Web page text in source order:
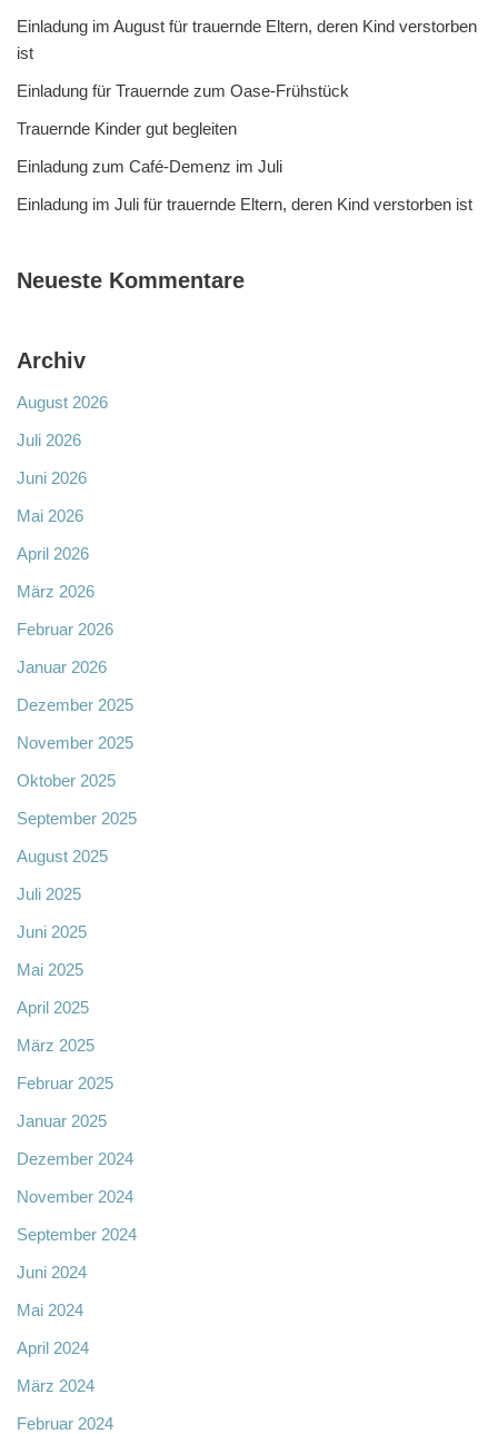
Einladung im August für trauernde Eltern, deren Kind verstorben
ist
Einladung für Trauernde zum Oase-Frühstück
Trauernde Kinder gut begleiten
Einladung zum Café-Demenz im Juli
Einladung im Juli für trauernde Eltern, deren Kind verstorben ist
Neueste Kommentare
Archiv
August 2026
Juli 2026
Juni 2026
Mai 2026
April 2026
März 2026
Februar 2026
Januar 2026
Dezember 2025
November 2025
Oktober 2025
September 2025
August 2025
Juli 2025
Juni 2025
Mai 2025
April 2025
März 2025
Februar 2025
Januar 2025
Dezember 2024
November 2024
September 2024
Juni 2024
Mai 2024
April 2024
März 2024
Februar 2024